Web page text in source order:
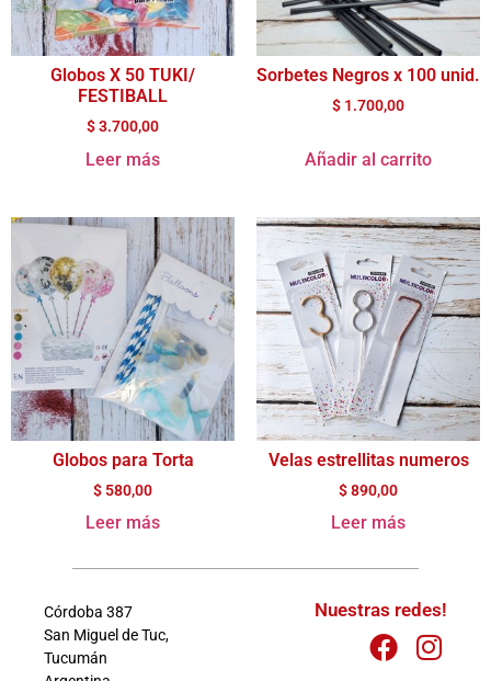
Globos X 50 TUKI/
FESTIBALL
$3.700,00
Leer más
Sorbetes Negros x 100 unid.
$ 1.700,00
Añadir al carrito
Globos para Torta
$ 580,00
Leer más
Velas estrellitas numeros
$890,00
Leer más
Córdoba 387
San Miguel de Tuc,
Tucumán
Nuestras redes!